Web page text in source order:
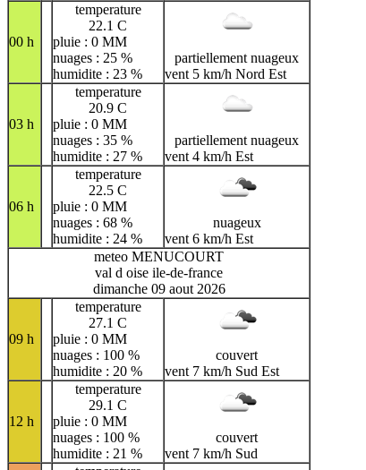
00 h
temperature
22.1 C
pluie : 0 MM
nuages : 25 %
humidite : 23 %
partiellement nuageux
vent 5 km/h Nord Est
03 h
temperature
20.9 C
pluie : 0 MM
nuages : 35 %
humidite : 27 %
partiellement nuageux
vent 4 km/h Est
06 h
temperature
22.5 C
pluie : 0 MM
nuages : 68 %
humidite : 24 %
nuageux
vent 6 km/h Est
meteo MENUCOURT
val d oise ile-de-france
dimanche 09 aout 2026
09 h
temperature
27.1 C
pluie : 0 MM
nuages : 100 %
humidite : 20 %
couvert
vent 7 km/h Sud Est
12 h
temperature
29.1 C
pluie : 0 MM
nuages : 100 %
humidite : 21 %
couvert
vent 7 km/h Sud